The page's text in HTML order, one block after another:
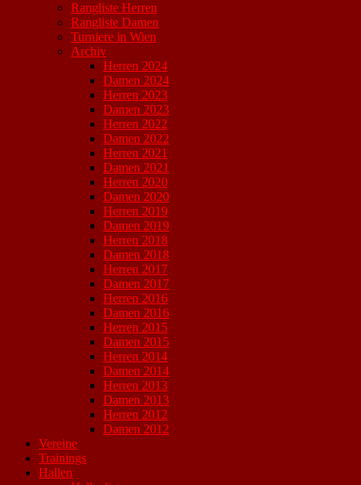
Rangliste Herren
Rangliste Damen
Turniere in Wien
Archiv
Herren 2024
Damen 2024
Herren 2023
Damen 2023
Herren 2022
Damen 2022
Herren 2021
Damen 2021
Herren 2020
Damen 2020
Herren 2019
Damen 2019
Herren 2018
Damen 2018
Herren 2017
Damen 2017
Herren 2016
Damen 2016
Herren 2015
Damen 2015
Herren 2014
Damen 2014
Herren 2013
Damen 2013
Herren 2012
Damen 2012
Vereine
Trainings
Hallen